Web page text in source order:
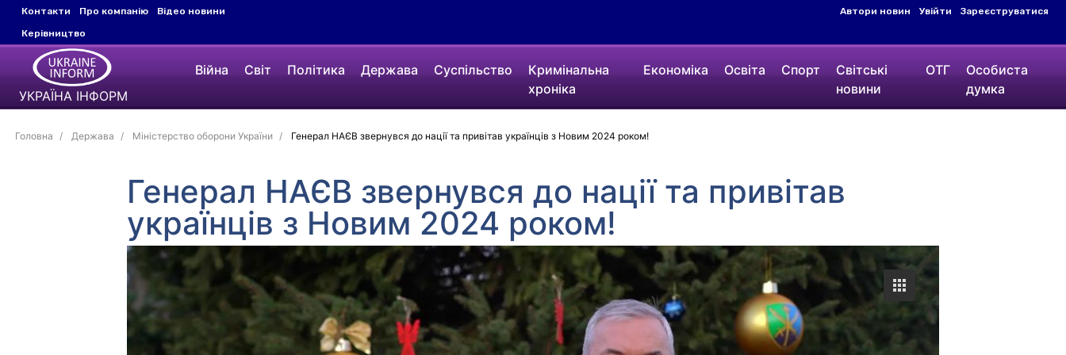
Контакти Про компанію
Відео новини
Керівництво
Автори новин Увійти Зареєструватися
УКРАЇНА ІНФОРМ
Війна Світ Політика Держава Суспільство
Кримінальна
хроніка
Економіка Освіта Спорт
Світські
новини
ОТГ
Особиста
думка
Головна Держава Міністерство оборони України Генерал НАЄВ звернувся до нації та привітав українців з Новим 2024 роком!
Генерал НАЄВ звернувся до нації та привітав
українців з Новим 2024 роком!